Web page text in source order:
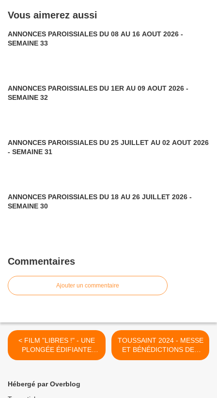
Vous aimerez aussi
ANNONCES PAROISSIALES DU 08 AU 16 AOUT 2026 -
SEMAINE 33
ANNONCES PAROISSIALES DU 1ER AU 09 AOUT 2026 -
SEMAINE 32
ANNONCES PAROISSIALES DU 25 JUILLET AU 02 AOUT 2026
- SEMAINE 31
ANNONCES PAROISSIALES DU 18 AU 26 JUILLET 2026 -
SEMAINE 30
Commentaires
Ajouter un commentaire
< FILM "LIBRES !" - UNE
PLONGÉE ÉDIFIANTE
DANS LA VIE
TOUSSAINT 2024 - MESSE
ET BÉNÉDICTIONS DES
CIMETIÈRES >
Hébergé par Overblog